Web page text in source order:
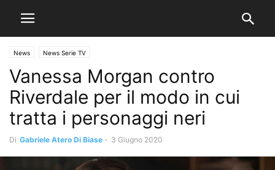
News News Serie TV
Vanessa Morgan contro
Riverdale per il modo in cui
tratta i personaggi neri
Di Gabriele Atero Di Biase - 3 Giugno 2020